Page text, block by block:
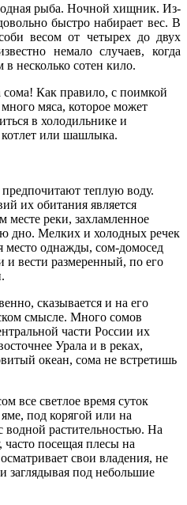
рыба. Ночной хищник. Из-
быстро набирает вес. В
весом от четырех до двух
немало случаев, когда
в несколько сотен кило.
Как правило, с поимкой
мяса, которое может
в холодильнике и
или шашлыка.
теплую воду.
их обитания является
месте реки, захламленное
дно. Мелких и холодных речек
место однажды, сом-домосед
и вести размеренный, по его
сказывается и на его
смысле. Много сомов
части России их
Урала и в реках,
океан, сома не встретишь
все светлое время суток
под корягой или на
водной растительностью. На
часто посещая плесы на
свои владения, не
заглядывая под небольшие